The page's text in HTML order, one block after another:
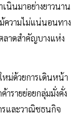
นินมาอย่างยาวนาน
ความไม่แน่นอนทาง
ลาดสำคัญบางแห่ง
ม่ด้วยการเดินหน้า
ารายย่อยกลุ่มมั่งคั่ง
รและวาณิชธนกิจ